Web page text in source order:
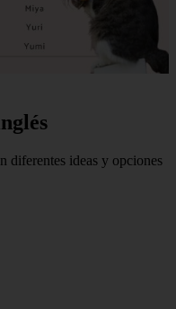
diferentes ideas y opciones